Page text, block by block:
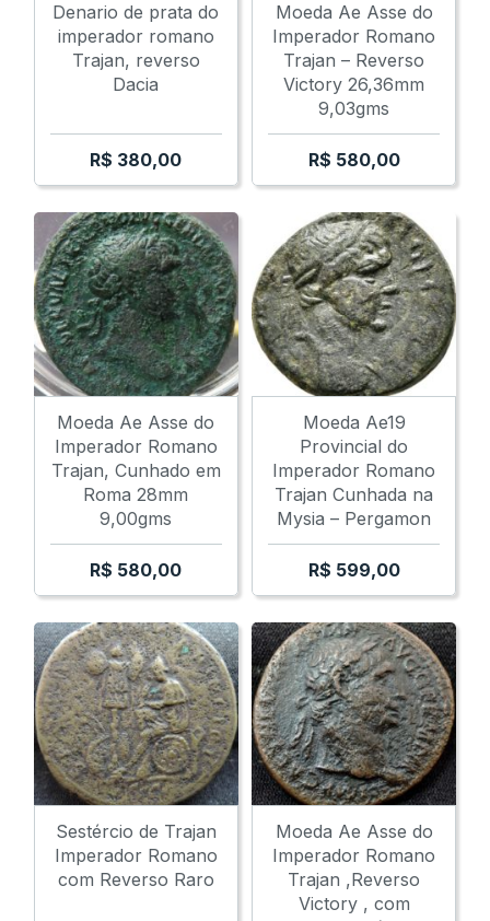
Denario de prata do
imperador romano
Trajan, reverso
Dacia
R$ 380,00
Moeda Ae Asse do
Imperador Romano
Trajan – Reverso
Victory 26,36mm
9,03gms
R$ 580,00
Moeda Ae Asse do
Imperador Romano
Trajan, Cunhado em
Roma 28mm
9,00gms
R$ 580,00
Moeda Ae19
Provincial do
Imperador Romano
Trajan Cunhada na
Mysia – Pergamon
R$ 599,00
Sestércio de Trajan
Imperador Romano
com Reverso Raro
Moeda Ae Asse do
Imperador Romano
Trajan ,Reverso
Victory , com